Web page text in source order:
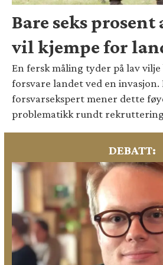
Bare seks
vil kjempe for
En fersk måling tyder på lav
forsvare landet ved en invasjon.
forsvarsekspert mener dette
problematikk rundt
DEBATT: